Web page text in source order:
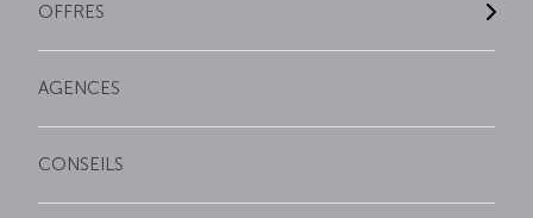
OFFRES
AGENCES
CONSEILS